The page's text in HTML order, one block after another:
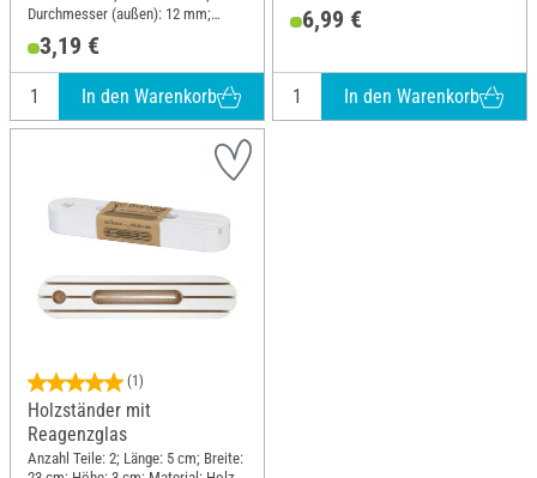
Durchmesser (außen): 12 mm;
Höhe: 75 mm; Material: Glas
3,19 €
In den Warenkorb
Höhe: 6 cm
6,99 €
In den Warenkorb
(1)
Holzständer mit
Reagenzglas
Anzahl Teile: 2; Länge: 5 cm; Breite: